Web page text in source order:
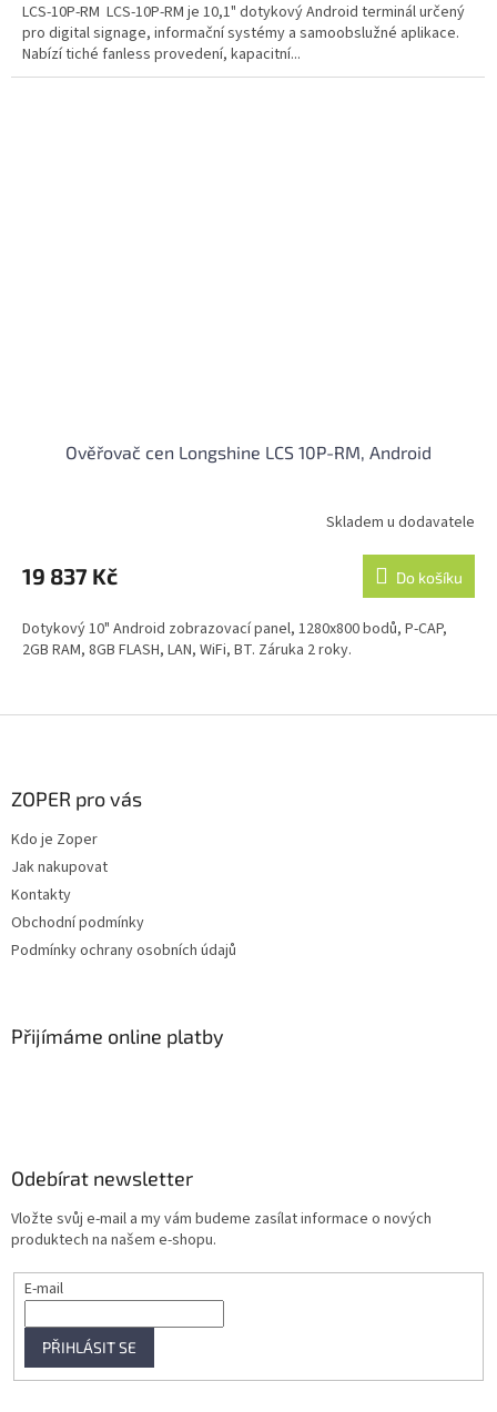
z
5
hvězdiček.
LCS-10P-RM LCS-10P-RM je 10,1" dotykový Android terminál určený
pro digital signage, informační systémy a samoobslužné aplikace.
Nabízí tiché fanless provedení, kapacitní...
Ověřovač cen Longshine LCS 10P-RM, Android
Skladem u dodavatele
19 837 Kč Do košíku
Dotykový 10" Android zobrazovací panel, 1280x800 bodů, P-CAP,
2GB RAM, 8GB FLASH, LAN, WiFi, BT. Záruka 2 roky.
ZOPER pro vás
Kdo je Zoper
Jak nakupovat
Kontakty
Obchodní podmínky
Podmínky ochrany osobních údajů
Přijímáme online platby
Odebírat newsletter
Vložte svůj e-mail a my vám budeme zasílat informace o nových
produktech na našem e-shopu.
E-mail
PŘIHLÁSIT SE